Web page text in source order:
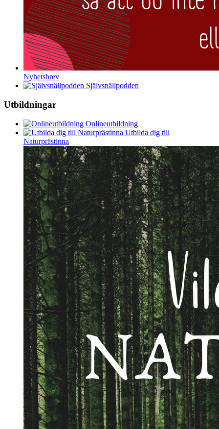
Nyhetsbrev
Självsnällpodden
Utbildningar
Onlineutbildning
Utbilda dig till
Naturprästinna